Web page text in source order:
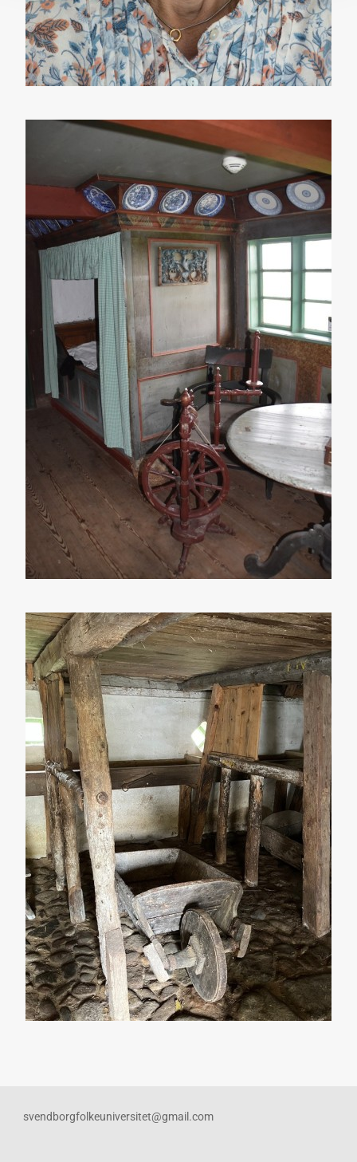
svendborgfolkeuniversitet@gmail.com